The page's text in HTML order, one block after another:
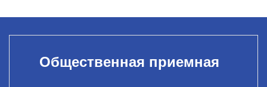
Общественная приемная